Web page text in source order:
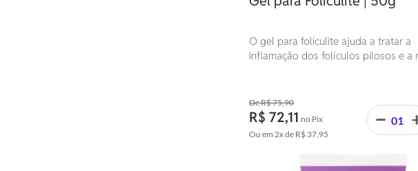
O gel para foliculite ajuda a tratar a
inflamação dos folículos pilosos e a
R$ 75,90
R$ 72,11 no Pix
Ou em 2xde R$ 37,95